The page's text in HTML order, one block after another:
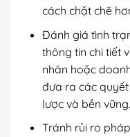
cách chặt chẽ
Đánh giá tình
thông tin chi tiết
nhân hoặc
đưa ra các quyết
lược và bền vững.
Tránh rủi ro